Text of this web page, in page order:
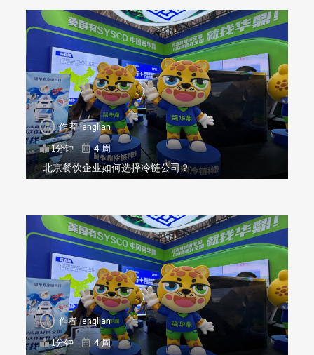
作者lenglian
1分钟
4 周
北京餐饮企业如何选择冷链公司？
作者lenglian
1分钟
4 周